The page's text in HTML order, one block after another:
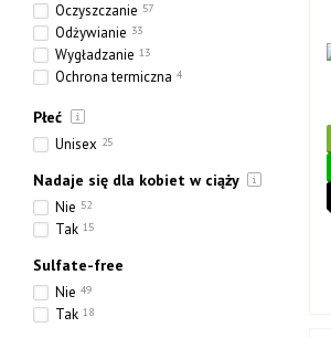
Oczyszczanie 57
Odżywianie 33
Wygładzanie 13
Ochrona termiczna 4
Nawilżanie
Wzmocnienie
Płeć
Unisex 25
Nadaje się dla kobiet w ciąży
Nie 52
Tak 15
Sulfate-free
Nie 49
Tak 18